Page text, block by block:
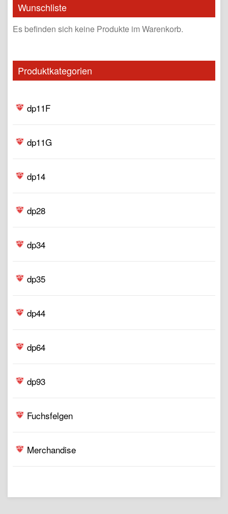
Wunschliste
Es befinden sich keine Produkte im Warenkorb.
Produktkategorien
dp11F
dp11G
dp14
dp28
dp34
dp35
dp44
dp64
dp93
Fuchsfelgen
Merchandise